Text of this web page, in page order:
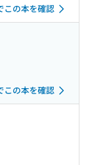
この本を確認
この本を確認